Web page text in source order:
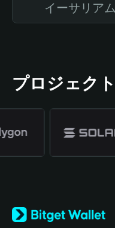
イーサリア
プロジェク